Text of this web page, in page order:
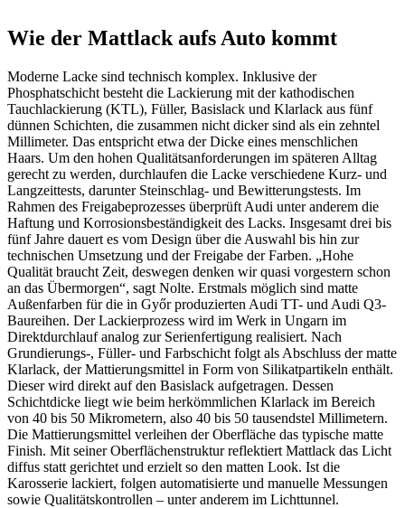
Wie der Mattlack aufs Auto kommt
Moderne Lacke sind technisch komplex. Inklusive der
Phosphatschicht besteht die Lackierung mit der kathodischen
Tauchlackierung (KTL), Füller, Basislack und Klarlack aus fünf
dünnen Schichten, die zusammen nicht dicker sind als ein zehntel
Millimeter. Das entspricht etwa der Dicke eines menschlichen
Haars. Um den hohen Qualitätsanforderungen im späteren Alltag
gerecht zu werden, durchlaufen die Lacke verschiedene Kurz- und
Langzeittests, darunter Steinschlag- und Bewitterungstests. Im
Rahmen des Freigabeprozesses überprüft Audi unter anderem die
Haftung und Korrosionsbeständigkeit des Lacks. Insgesamt drei bis
fünf Jahre dauert es vom Design über die Auswahl bis hin zur
technischen Umsetzung und der Freigabe der Farben. „Hohe
Qualität braucht Zeit, deswegen denken wir quasi vorgestern schon
an das Übermorgen“, sagt Nolte. Erstmals möglich sind matte
Außenfarben für die in Győr produzierten Audi TT- und Audi Q3-
Baureihen. Der Lackierprozess wird im Werk in Ungarn im
Direktdurchlauf analog zur Serienfertigung realisiert. Nach
Grundierungs-, Füller- und Farbschicht folgt als Abschluss der matte
Klarlack, der Mattierungsmittel in Form von Silikatpartikeln enthält.
Dieser wird direkt auf den Basislack aufgetragen. Dessen
Schichtdicke liegt wie beim herkömmlichen Klarlack im Bereich
von 40 bis 50 Mikrometern, also 40 bis 50 tausendstel Millimetern.
Die Mattierungsmittel verleihen der Oberfläche das typische matte
Finish. Mit seiner Oberflächenstruktur reflektiert Mattlack das Licht
diffus statt gerichtet und erzielt so den matten Look. Ist die
Karosserie lackiert, folgen automatisierte und manuelle Messungen
sowie Qualitätskontrollen – unter anderem im Lichttunnel.